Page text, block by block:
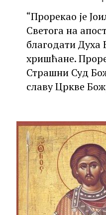
“Прорекао је
Светога на
благодати Духа
хришћане.
Страшни Суд
славу Цркве